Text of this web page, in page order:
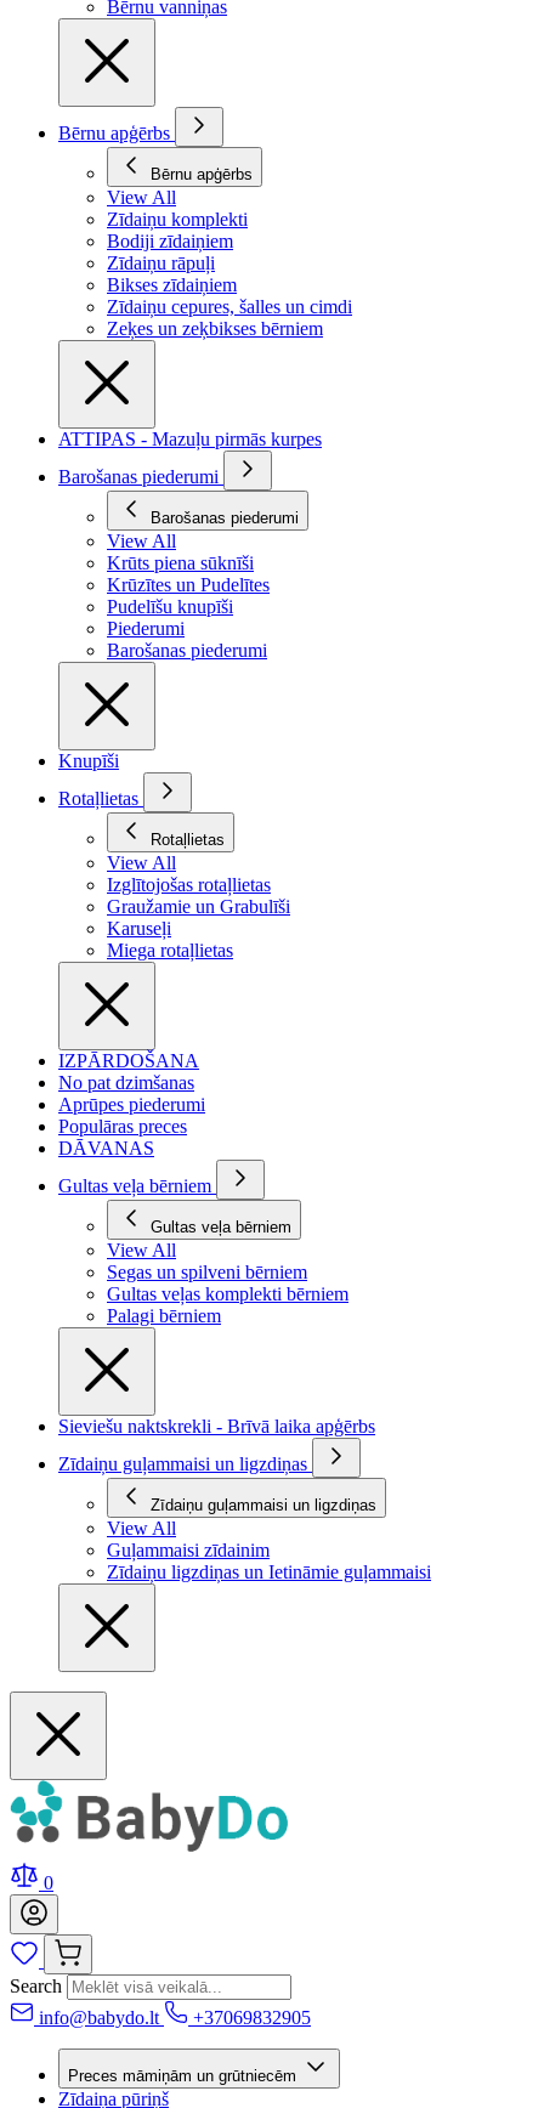
Bērnu vanniņas
Bērnu apģērbs
Bērnu apģērbs
View All
Zīdaiņu komplekti
Bodiji zīdaiņiem
Zīdaiņu rāpuļi
Bikses zīdaiņiem
Zīdaiņu cepures, šalles un cimdi
Zeķes un zeķbikses bērniem
ATTIPAS - Mazuļu pirmās kurpes
Barošanas piederumi
Barošanas piederumi
View All
Krūts piena sūknīši
Krūzītes un Pudelītes
Pudelīšu knupīši
Piederumi
Barošanas piederumi
Knupīši
Rotaļlietas
Rotaļlietas
View All
Izglītojošas rotaļlietas
Graužamie un Grabulīši
Karuseļi
Miega rotaļlietas
IZPĀRDOŠANA
No pat dzimšanas
Aprūpes piederumi
Populāras preces
DĀVANAS
Gultas veļa bērniem
Gultas veļa bērniem
View All
Segas un spilveni bērniem
Gultas veļas komplekti bērniem
Palagi bērniem
Sieviešu naktskrekli - Brīvā laika apģērbs
Zīdaiņu guļammaisi un ligzdiņas
Zīdaiņu guļammaisi un ligzdiņas
View All
Guļammaisi zīdainim
Zīdaiņu ligzdiņas un Ietināmie guļammaisi
0
Search
info@babydo.lt
+37069832905
Preces māmiņām un grūtniecēm
Zīdaiņa pūriņš